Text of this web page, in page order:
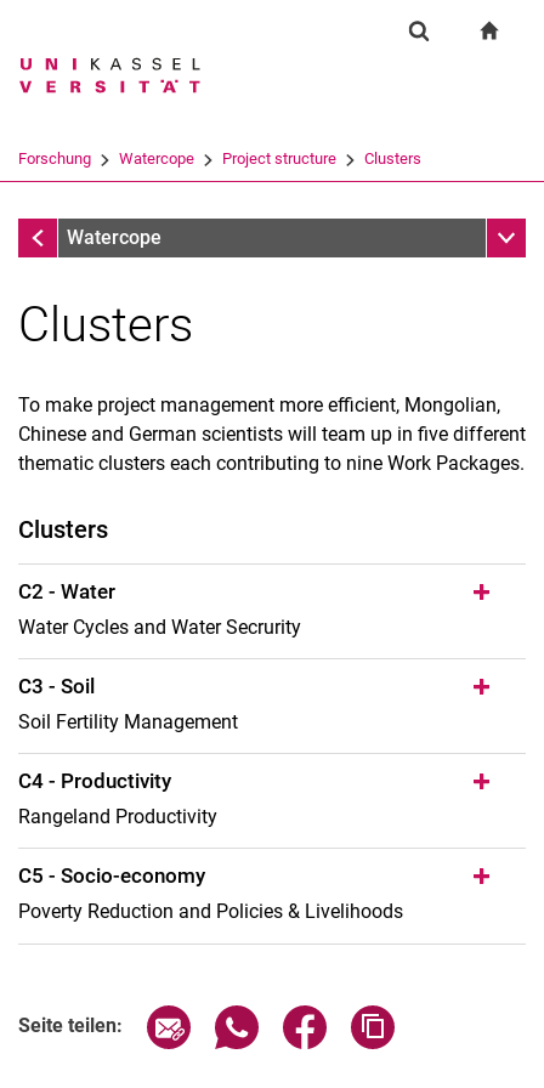
Springe direkt zu: Inhalt
Springe direkt zu: Suche
Springe direkt zu:
Suchbegriff
Suchen (öffnet externen Link in einem
Forschung Watercope Project structure Clusters
Project structure
Watercope
Work packages
Clusters
To make project management more efficient, Mongolian,
Chinese and German scientists will team up in five different
thematic clusters each contributing to nine Work Packages.
Clusters
C2 - Water
Water Cycles and Water Secrurity
C3 - Soil
Soil Fertility Management
C4 - Productivity
Rangeland Productivity
C5 - Socio-economy
Poverty Reduction and Policies & Livelihoods
Seite teilen: Seite über E-Mail teilen
Seite über WhatsApp teilen
Seite über Facebook